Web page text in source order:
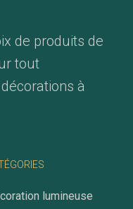
de produits de
tout
à
lumineuse